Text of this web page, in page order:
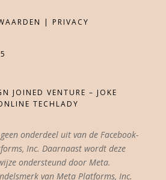
| PRIVACY
JOINED VENTURE – JOKE
TECHLADY
onderdeel uit van de Facebook-
Inc. Daarnaast wordt deze
ondersteund door Meta.
van Meta Platforms, Inc.